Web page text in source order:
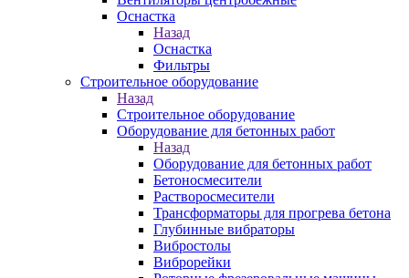
Оснастка
Назад
Оснастка
Фильтры
Строительное оборудование
Назад
Строительное оборудование
Оборудование для бетонных работ
Назад
Оборудование для бетонных работ
Бетоносмесители
Растворосмесители
Трансформаторы для прогрева бетона
Глубинные вибраторы
Вибростолы
Виброрейки